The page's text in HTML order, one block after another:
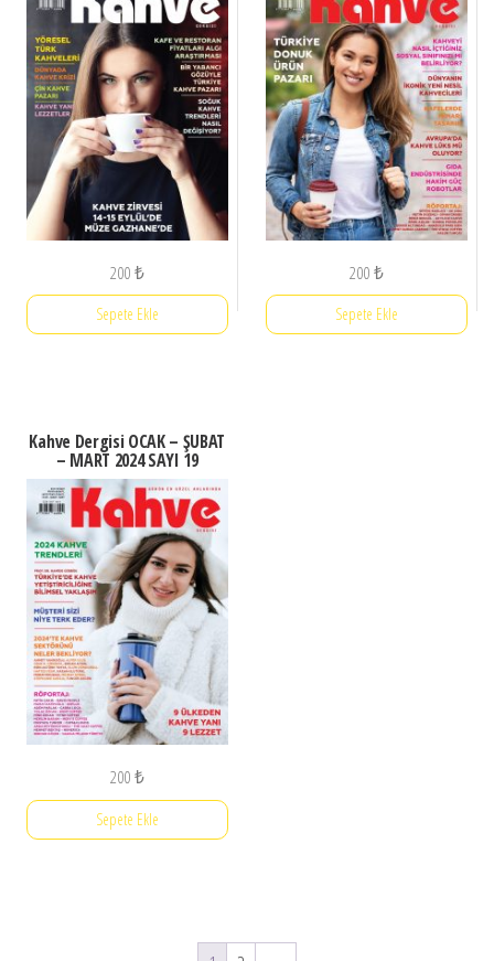
200₺
Sepete Ekle
200₺
Sepete Ekle
Kahve Dergisi OCAK – ŞUBAT
– MART 2024 SAYI 19
200₺
Sepete Ekle